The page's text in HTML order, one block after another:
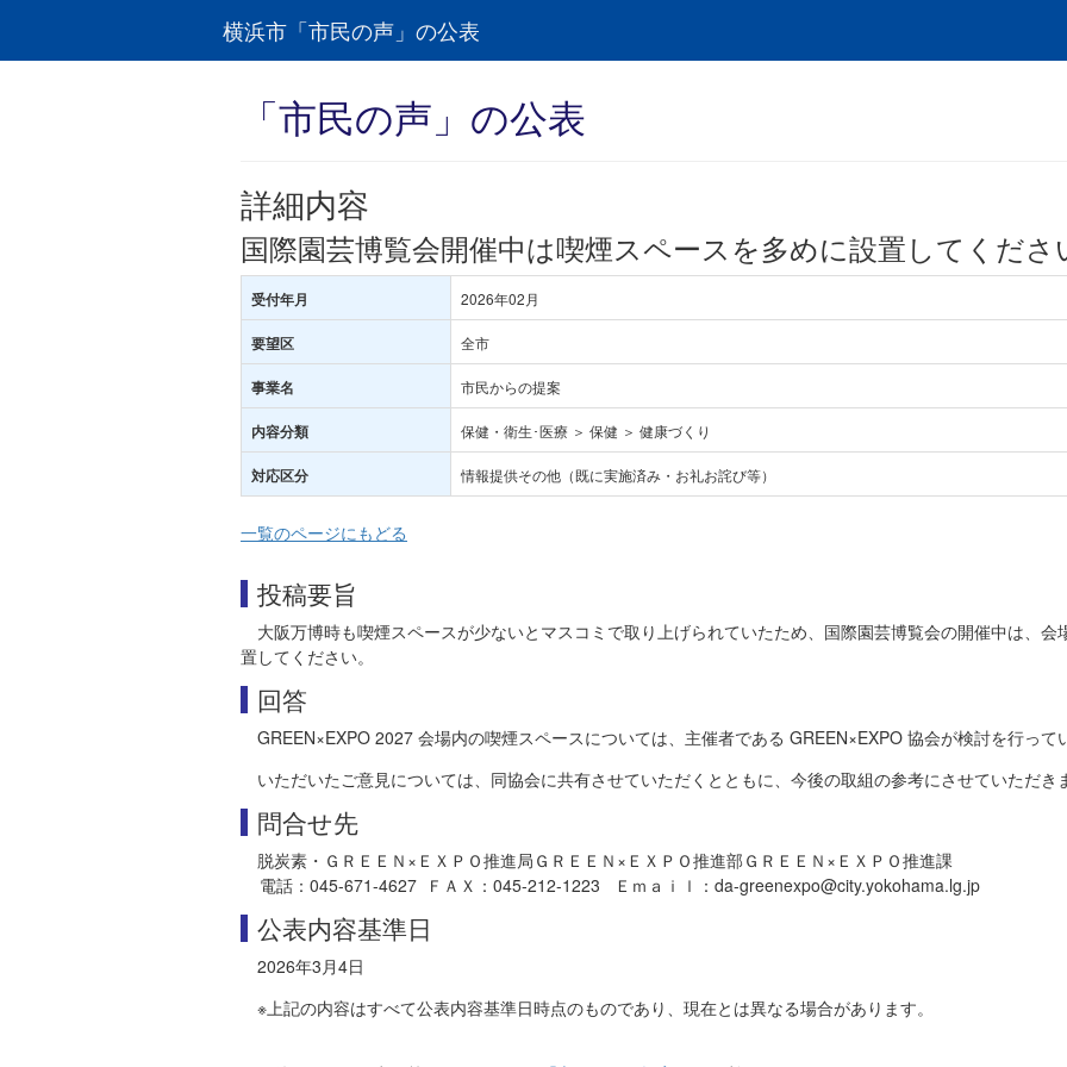
横浜市「市民の声」の公表
「市民の声」の公表
詳細内容
国際園芸博覧会開催中は喫煙スペースを多めに設置してくださ
受付年月 2026年02月
要望区 全市
事業名 市民からの提案
内容分類 保健・衛生･医療 ＞ 保健 ＞ 健康づくり
対応区分 情報提供その他（既に実施済み・お礼お詫び等）
一覧のページにもどる
投稿要旨
大阪万博時も喫煙スペースが少ないとマスコミで取り上げられていたため、国際園芸博覧会の開催中は、
置してください。
回答
GREEN×EXPO 2027 会場内の喫煙スペースについては、主催者である GREEN×EXPO 協会が検討を行って
いただいたご意見については、同協会に共有させていただくとともに、今後の取組の参考にさせていただき
問合せ先
脱炭素・ＧＲＥＥＮ×ＥＸＰＯ推進局ＧＲＥＥＮ×ＥＸＰＯ推進部ＧＲＥＥＮ×ＥＸＰＯ推進課
電話：045-671-4627 ＦＡＸ：045-212-1223 Ｅｍａｉｌ：da-greenexpo@city.yokohama.lg.jp
公表内容基準日
2026年3月4日
※上記の内容はすべて公表内容基準日時点のものであり、現在とは異なる場合があります。